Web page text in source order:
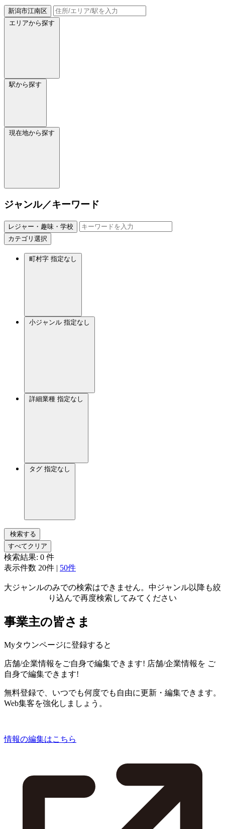
新潟市江南区
エリアから探す
駅から探す
現在地から探す
ジャンル／キーワード
レジャー・趣味・学校
カテゴリ選択
町村字 指定なし
小ジャンル 指定なし
詳細業種 指定なし
タグ 指定なし
検索する
すべてクリア
検索結果: 0 件
表示件数 20件 | 50件
大ジャンルのみでの検索はできません。中ジャンル以降も絞
り込んで再度検索してみてください
事業主の皆さま
Myタウンページに登録すると
店舗/企業情報をご自身で編集できます! 店舗/企業情報を ご
自身で編集できます!
無料登録で、いつでも何度でも自由に更新・編集できます。
Web集客を強化しましょう。
情報の編集はこちら